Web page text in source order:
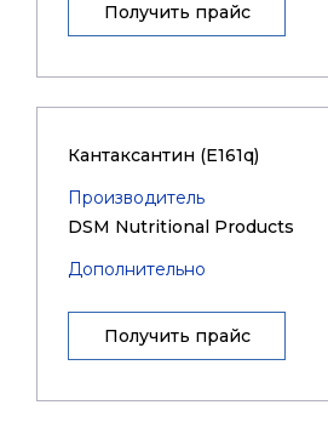
Получить прайс
Кантаксантин (Е161q)
Производитель
DSM Nutritional Products
Дополнительно
Получить прайс